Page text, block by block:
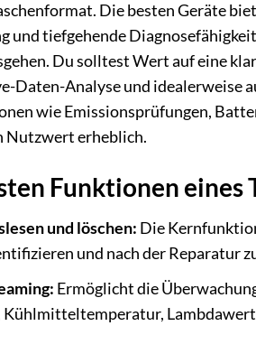
Die besten Geräte
und tiefgehende
Du solltest Wert auf eine
Daten-Analyse und idealerweise
wie Emissionsprüfungen,
Nutzwert erheblich.
Funktionen eines
und löschen: Die
und nach der Reparatur
Ermöglicht die